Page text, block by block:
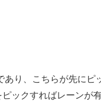
り、こちらが先にピ
ックすればレーンが